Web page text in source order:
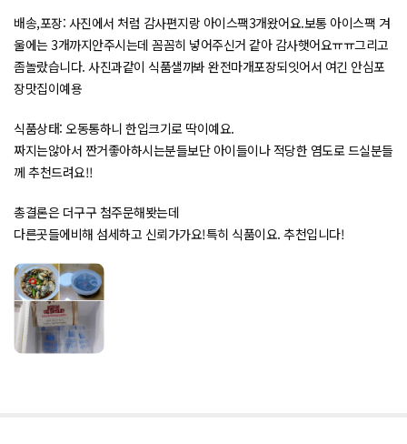
5 중에서5 로
평가됨
배송,포장: 사진에서 처럼 감사편지랑 아이스팩3개왔어요.보통 아이스팩 겨
울에는 3개까지안주시는데 꼼꼼히 넣어주신거 같아 감사햇어요ㅠㅠ그리고
좀놀랐습니다. 사진과같이 식품샐까봐 완전마개포장되잇어서 여긴 안심포
장맛집이예용
식품상태: 오동통하니 한입크기로 딱이예요.
짜지는않아서 짠거좋아하시는분들보단 아이들이나 적당한 염도로 드실분들
께 추천드려요!!
총결론은 더구구 첨주문해봣는데
다른곳들에비해 섬세하고 신뢰가가요!특히 식품이요. 추천입니다!